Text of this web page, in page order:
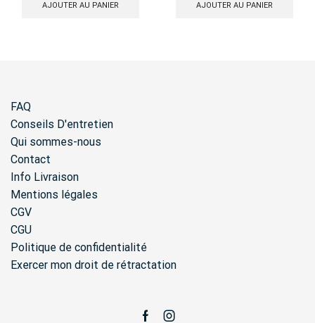
AJOUTER AU PANIER AJOUTER AU PANIER
FAQ
Conseils D'entretien
Qui sommes-nous
Contact
Info Livraison
Mentions légales
CGV
CGU
Politique de confidentialité
Exercer mon droit de rétractation